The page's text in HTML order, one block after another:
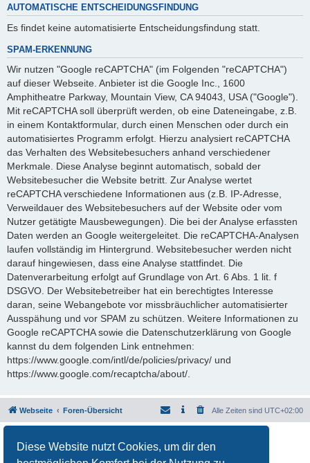
Diese Website nutzt Cookies, um dir den
AUTOMATISCHE ENTSCHEIDUNGSFINDUNG
Es findet keine automatisierte Entscheidungsfindung statt.
SPAM-ERKENNUNG
Wir nutzen "Google reCAPTCHA" (im Folgenden "reCAPTCHA")
auf dieser Webseite. Anbieter ist die Google Inc., 1600
Amphitheatre Parkway, Mountain View, CA 94043, USA ("Google").
Mit reCAPTCHA soll überprüft werden, ob eine Dateneingabe, z.B.
in einem Kontaktformular, durch einen Menschen oder durch ein
automatisiertes Programm erfolgt. Hierzu analysiert reCAPTCHA
das Verhalten des Websitebesuchers anhand verschiedener
Merkmale. Diese Analyse beginnt automatisch, sobald der
Websitebesucher die Website betritt. Zur Analyse wertet
reCAPTCHA verschiedene Informationen aus (z.B. IP-Adresse,
Verweildauer des Websitebesuchers auf der Website oder vom
Nutzer getätigte Mausbewegungen). Die bei der Analyse erfassten
Daten werden an Google weitergeleitet. Die reCAPTCHA-Analysen
laufen vollständig im Hintergrund. Websitebesucher werden nicht
darauf hingewiesen, dass eine Analyse stattfindet. Die
Datenverarbeitung erfolgt auf Grundlage von Art. 6 Abs. 1 lit. f
DSGVO. Der Websitebetreiber hat ein berechtigtes Interesse
daran, seine Webangebote vor missbräuchlicher automatisierter
Ausspähung und vor SPAM zu schützen. Weitere Informationen zu
Google reCAPTCHA sowie die Datenschutzerklärung von Google
kannst du dem folgenden Link entnehmen:
https://www.google.com/intl/de/policies/privacy/ und
https://www.google.com/recaptcha/about/.
Webseite Foren-Übersicht Alle Zeiten sind UTC+02:00
Deutsche Übersetzung durchphpBB.de
Datenschutz|Nutzungsbedingungen